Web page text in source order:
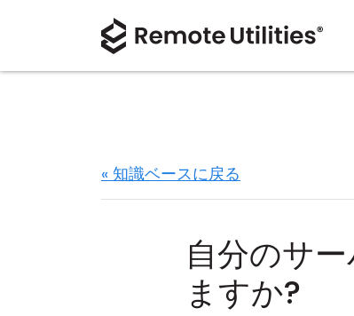
« 知識ベースに戻る
自分のサ
ますか?